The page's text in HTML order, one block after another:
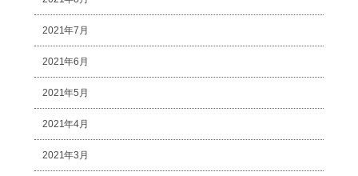
2021年7月
2021年6月
2021年5月
2021年4月
2021年3月